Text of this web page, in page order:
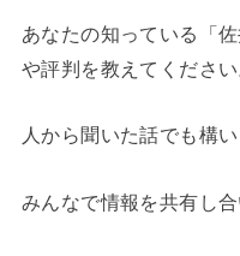
あなたの知っている「
や評判を教えてください
人から聞いた話でも構い
みんなで情報を共有し合